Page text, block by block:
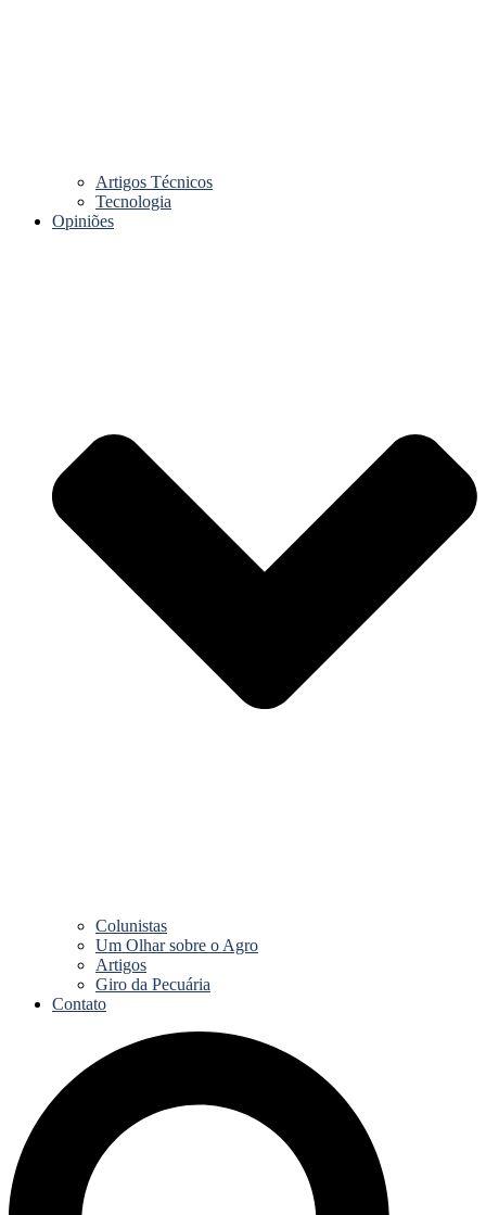
Artigos Técnicos
Tecnologia
Opiniões
Colunistas
Um Olhar sobre o Agro
Artigos
Giro da Pecuária
Contato